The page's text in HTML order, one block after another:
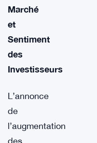
Marché
et
Sentiment
des
Investisseurs
L’annonce
de
l’augmentation
des